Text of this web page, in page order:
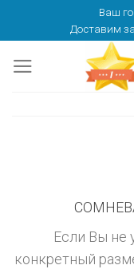
content
Ваш
Доставим
Если Вы не
конкретный
изменить